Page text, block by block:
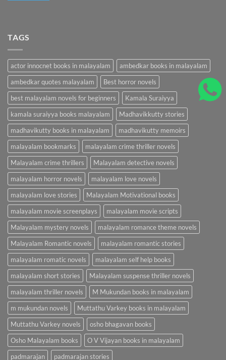
TAGS
actor innocnet books in malayalam
ambedkar books in malayalam
ambedkar quotes malayalam
Best horror novels
best malayalam novels for beginners
Kamala Suraiyya
kamala suraiyya books malayalam
Madhavikkutty stories
madhavikutty books in malayalam
madhavikutty memoirs
malayalam bookmarks
malayalam crime thriller novels
Malayalam crime thrillers
Malayalam detective novels
malayalam horror novels
malayalam love novels
malayalam love stories
Malayalam Motivational books
malayalam movie screenplays
malayalam movie scripts
Malayalam mystery novels
malayalam romance theme novels
Malayalam Romantic novels
malayalam romantic stories
malayalam romatic novels
malayalam self help books
malayalam short stories
Malayalam suspense thriller novels
malayalam thriller novels
M Mukundan books in malayalam
m mukundan novels
Muttathu Varkey books in malayalam
Muttathu Varkey novels
osho bhagavan books
Osho Malayalam books
O V Vijayan books in malayalam
padmarajan
padmarajan stories